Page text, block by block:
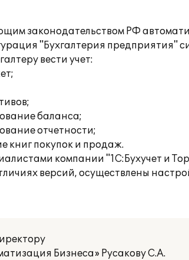
законодательством РФ
"Бухгалтерия предприятия"
вести учет:
баланса;
отчетности;
книг покупок и продаж.
компании "1С:Бухучет и
версий, осуществлены
Бизнеса» Русакову С.А.